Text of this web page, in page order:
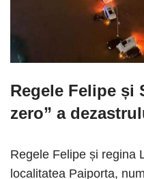
Regele Felipe și
zero” a
Regele Felipe și regina
localitatea Paiporta,